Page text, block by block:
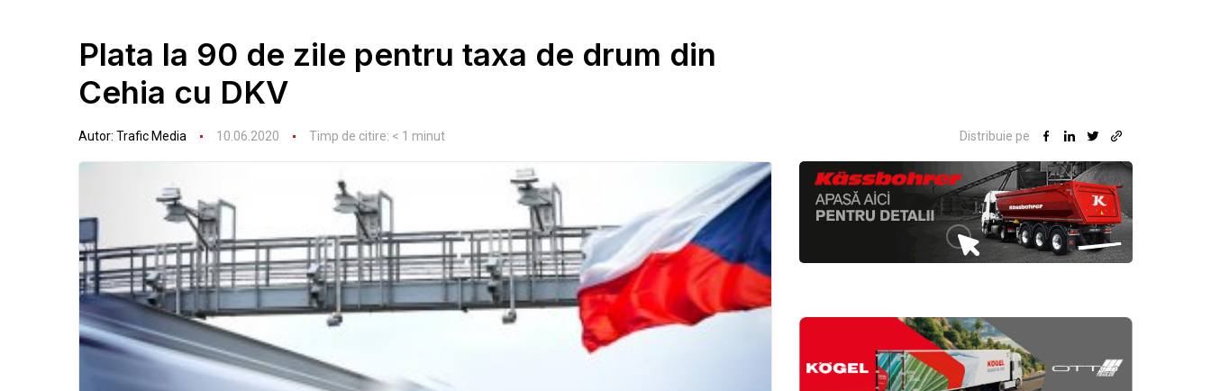
Plata la 90 de zile pentru taxa de drum din
Cehia cu DKV
Autor: Trafic Media 10.06.2020 Timp de citire: < 1 minut Distribuie pe